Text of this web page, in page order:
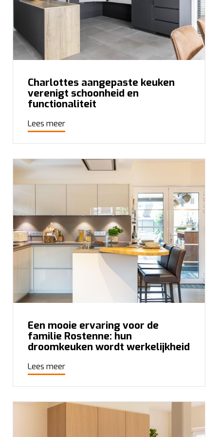
Charlottes aangepaste keuken
verenigt schoonheid en
functionaliteit
Lees meer
Een mooie ervaring voor de
familie Rostenne: hun
droomkeuken wordt werkelijkheid
Lees meer